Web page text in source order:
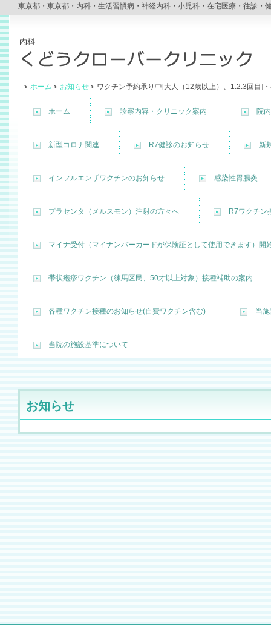
東京都・東京都・内科・生活習慣病・神経内科・小児科・在宅医療・往診・
ホーム お知らせ ワクチン予約承り中[大人（12歳以上）、1.2.3回目]
ホーム 診察内容・クリニック案内 院
新型コロナ関連 R7健診のお知らせ 新
インフルエンザワクチンのお知らせ 感染性胃腸炎
プラセンタ（メルスモン）注射の方々へ R7ワクチン
マイナ受付（マイナンバーカードが保険証として使用できます）開
帯状疱疹ワクチン（練馬区民、50才以上対象）接種補助の案内
各種ワクチン接種のお知らせ(自費ワクチン含む) 当
当院の施設基準について
お知らせ